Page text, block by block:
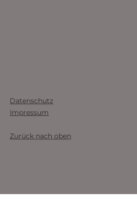
Zurück nach oben
Datenschutz
Impressum